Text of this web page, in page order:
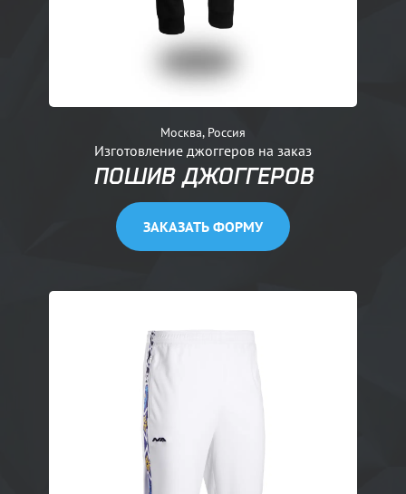
Москва, Россия
Изготовление джоггеров на заказ
ПОШИВ ДЖОГГЕРОВ
ЗАКАЗАТЬ ФОРМУ